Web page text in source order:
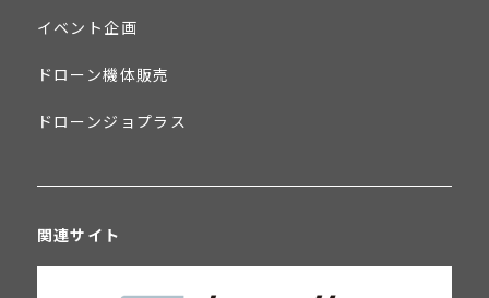
イベント企画
ドローン機体販売
ドローンジョプラス
関連サイト